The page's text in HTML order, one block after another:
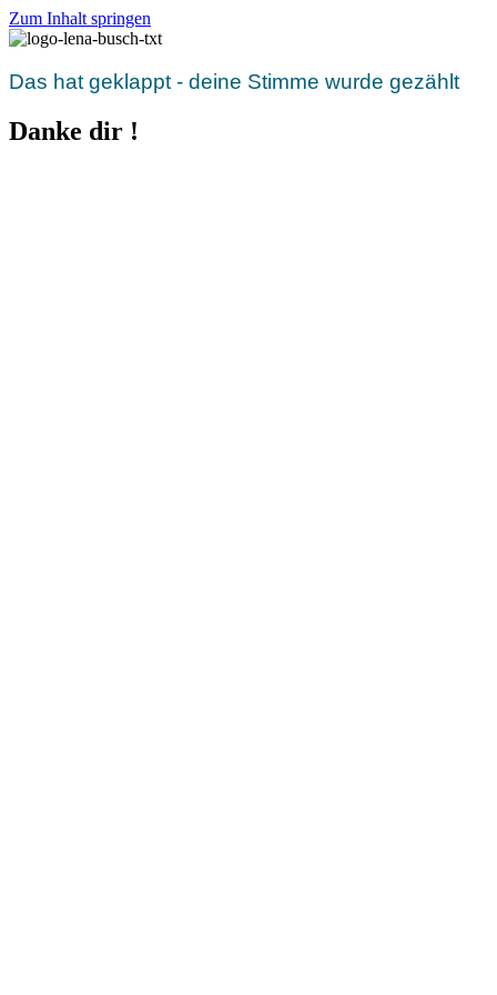
Zum Inhalt springen
Das hat geklappt - deine Stimme wurde gezählt
Danke dir !